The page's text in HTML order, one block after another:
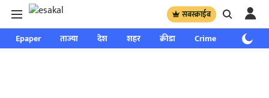
सबस्क्राईब
Epaper ताज्या देश शहर क्रीडा Crime साप्ताहिक